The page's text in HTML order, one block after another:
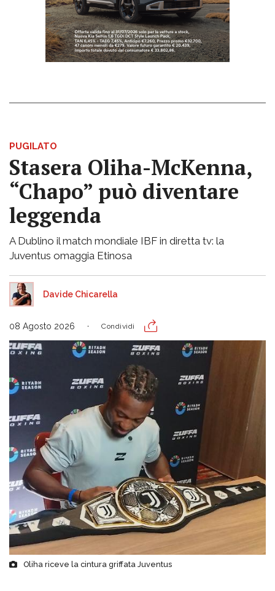
PUGILATO
Stasera Oliha-McKenna,
“Chapo” può diventare
leggenda
A Dublino il match mondiale IBF in diretta tv: la
Juventus omaggia Etinosa
Davide Chicarella
08 Agosto 2026 Condividi
Oliha riceve la cintura griffata Juventus